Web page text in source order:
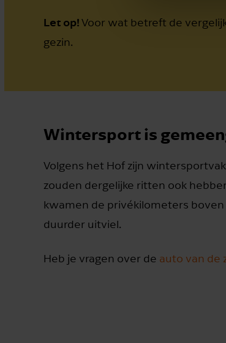
Let op!Voor wat betreft de
gezin.
Wintersport is
Volgens het Hof zijn
zouden dergelijke ritten ook
kwamen de privékilometers
duurder uitviel.
Heb je vragen over de auto van de